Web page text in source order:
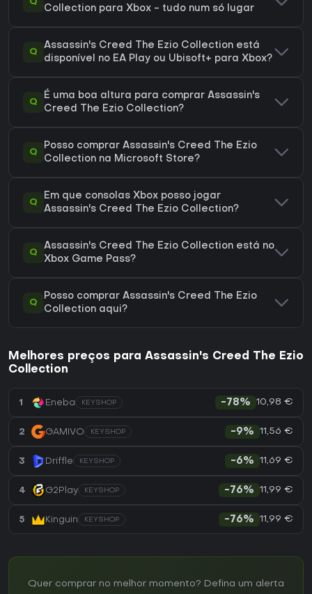
Q
Collection para Xbox - tudo num só lugar
Q
Assassin's Creed The Ezio Collection está
disponível no EA Play ou Ubisoft+ para Xbox?
Q
É uma boa altura para comprar Assassin's
Creed The Ezio Collection?
Q
Posso comprar Assassin's Creed The Ezio
Collection na Microsoft Store?
Q
Em que consolas Xbox posso jogar
Assassin's Creed The Ezio Collection?
Q
Assassin's Creed The Ezio Collection está no
Xbox Game Pass?
Q
Posso comprar Assassin's Creed The Ezio
Collection aqui?
Melhores preços para Assassin's Creed The Ezio
Collection
1 Eneba KEYSHOP -78% 10,98 €
2 GAMIVO KEYSHOP -9% 11,56 €
3 Driffle KEYSHOP -6% 11,69 €
4 G2Play KEYSHOP -76% 11,99 €
5 Kinguin KEYSHOP -76% 11,99 €
Quer comprar no melhor momento? Defina um alerta